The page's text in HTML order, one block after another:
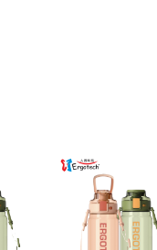
轉至「AFTEE先享後付」
易完成。
有效，需透過AFTEE先享
頁面顯示為準，若有關於
請聯繫「AFTEE先享後付
support/home